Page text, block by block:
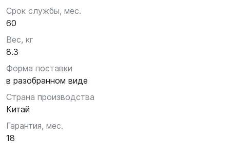
Срок службы, мес.
60
Вес, кг
8.3
Форма поставки
в разобранном виде
Страна производства
Китай
Гарантия, мес.
18